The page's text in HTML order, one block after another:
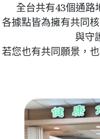
全台共有43個通路
各據點皆為擁有共同
與守
若您也有共同願景，